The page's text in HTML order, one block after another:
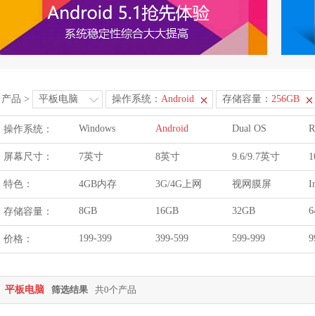
产品 > 平板电脑 操作系统： Android 存储容量： 256GB
操作系统： Windows Android Dual OS
屏幕尺寸： 7英寸 8英寸 9.6/9.7英寸
特色： 4GB内存 3G/4G上网 视网膜屏
存储容量： 8GB 16GB 32GB
价格： 199-399 399-599 599-999
平板电脑 筛选结果 共0个产品